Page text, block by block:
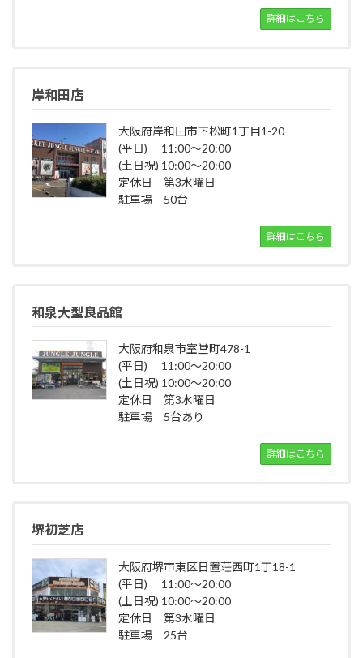
詳細はこちら
岸和田店
大阪府岸和田市下松町1丁目1-20
(平日) 11:00～20:00
(土日祝) 10:00～20:00
定休日 第3水曜日
駐車場 50台
詳細はこちら
和泉大型良品館
大阪府和泉市室堂町478-1
(平日) 11:00～20:00
(土日祝) 10:00～20:00
定休日 第3水曜日
駐車場 5台あり
詳細はこちら
堺初芝店
大阪府堺市東区日置荘西町1丁18-1
(平日) 11:00～20:00
(土日祝) 10:00～20:00
定休日 第3水曜日
駐車場 25台